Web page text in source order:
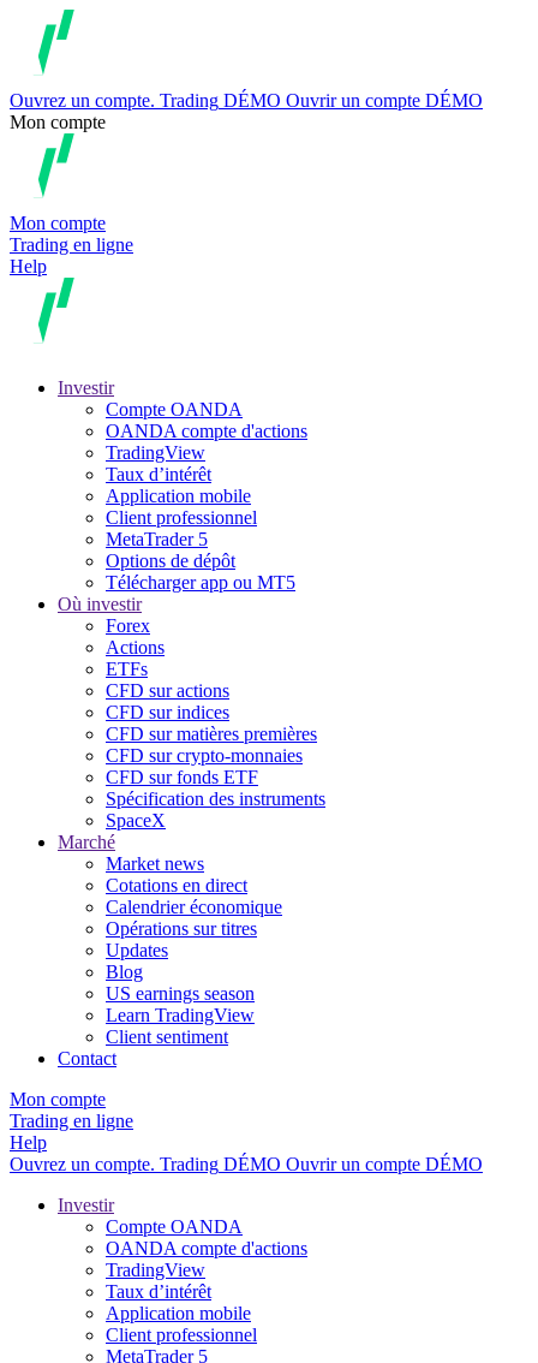
Ouvrez un compte. Trading DÉMO Ouvrir un compte DÉMO
Mon compte
Mon compte
Trading en ligne
Help
Investir
Compte OANDA
OANDA compte d'actions
TradingView
Taux d’intérêt
Application mobile
Client professionnel
MetaTrader 5
Options de dépôt
Télécharger app ou MT5
Où investir
Forex
Actions
ETFs
CFD sur actions
CFD sur indices
CFD sur matières premières
CFD sur crypto-monnaies
CFD sur fonds ETF
Spécification des instruments
SpaceX
Marché
Market news
Cotations en direct
Calendrier économique
Opérations sur titres
Updates
Blog
US earnings season
Learn TradingView
Client sentiment
Contact
Mon compte
Trading en ligne
Help
Ouvrez un compte. Trading DÉMO Ouvrir un compte DÉMO
Investir
Compte OANDA
OANDA compte d'actions
TradingView
Taux d’intérêt
Application mobile
Client professionnel
MetaTrader 5